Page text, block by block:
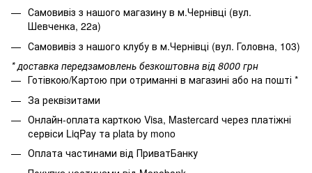
Самовивіз з нашого магазину в м.Чернівці (вул.
Шевченка, 22а)
Самовивіз з нашого клубу в м.Чернівці (вул. Головна, 103)
* доставка передзамовлень безкоштовна від 8000 грн
Готівкою/Картою при отриманні в магазині або на пошті *
За реквізитами
Онлайн-оплата карткою Visa, Mastercard через платіжні
сервіси LiqPay та plata by mono
Оплата частинами від ПриватБанку